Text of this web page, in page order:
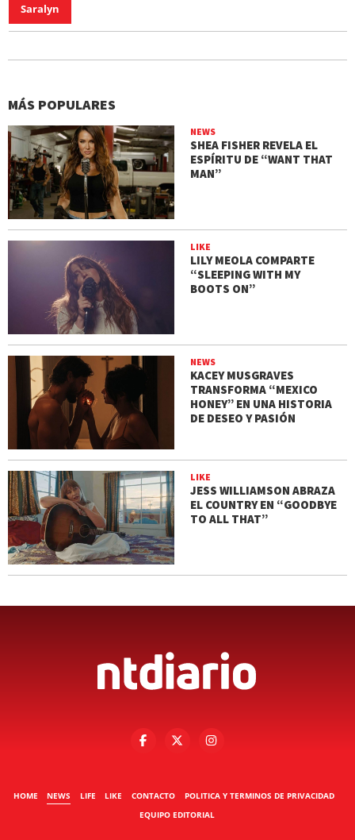
Saralyn
MÁS POPULARES
NEWS
SHEA FISHER REVELA EL
ESPÍRITU DE “WANT THAT
MAN”
LIKE
LILY MEOLA COMPARTE
“SLEEPING WITH MY
BOOTS ON”
NEWS
KACEY MUSGRAVES
TRANSFORMA “MEXICO
HONEY” EN UNA HISTORIA
DE DESEO Y PASIÓN
LIKE
JESS WILLIAMSON ABRAZA
EL COUNTRY EN “GOODBYE
TO ALL THAT”
HOME NEWS LIFE LIKE CONTACTO
POLITICA Y TERMINOS DE PRIVACIDAD
EQUIPO EDITORIAL